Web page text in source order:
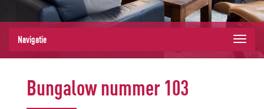
Navigatie
Bungalow nummer 103